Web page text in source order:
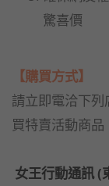
驚喜價
【購買方式】
請立即電洽下
買特賣活動商品
女王行動通訊 (